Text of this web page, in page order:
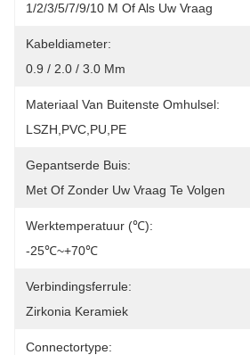
1/2/3/5/7/9/10 M Of Als Uw Vraag
Kabeldiameter:
0.9 / 2.0 / 3.0 Mm
Materiaal Van Buitenste Omhulsel:
LSZH,PVC,PU,PE
Gepantserde Buis:
Met Of Zonder Uw Vraag Te Volgen
Werktemperatuur (℃):
-25℃~+70℃
Verbindingsferrule:
Zirkonia Keramiek
Connectortype: